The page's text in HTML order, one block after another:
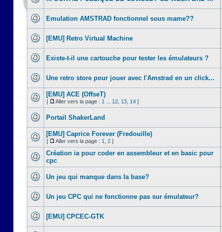
Emulation AMSTRAD fonctionnel sous mame??
[EMU] Retro Virtual Machine
Existe-t-il une cartouche pour tester les émulateurs ?
Une retro store pour jouer avec l'Amstrad en un click...
[EMU] ACE (OffseT)
[ Aller vers la page : 1 12 13 14 ]
Portail ShakerLand
[EMU] Caprice Forever (Fredouille)
[ Aller vers la page : 1 2 ]
Création ia pour coder en assembleur et en basic pour
cpc
Un jeu qui manque dans la base?
Un jeu CPC qui ne fonctionne pas sur émulateur?
[EMU] CPCEC-GTK